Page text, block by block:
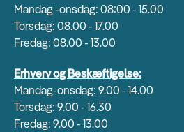
Mandag -onsdag: 08:00 - 15.00
Torsdag: 08.00 - 17.00
Fredag: 08.00 - 13.00
Erhverv og Beskæftigelse:
Mandag-onsdag: 9.00 - 14.00
Torsdag: 9.00 - 16.30
Fredag: 9.00 - 13.00